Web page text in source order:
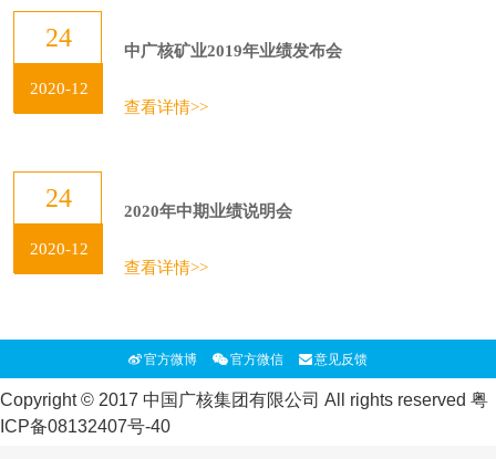
24
2020-12
中广核矿业2019年业绩发布会
查看详情>>
24
2020-12
2020年中期业绩说明会
查看详情>>
官方微博 官方微信 意见反馈
Copyright © 2017 中国广核集团有限公司 All rights reserved 粤
ICP备08132407号-40